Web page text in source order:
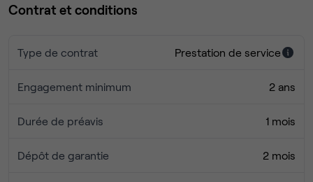
Contrat et conditions
Type de contrat Prestation de service
Engagement minimum 2 ans
Durée de préavis 1 mois
Dépôt de garantie 2 mois